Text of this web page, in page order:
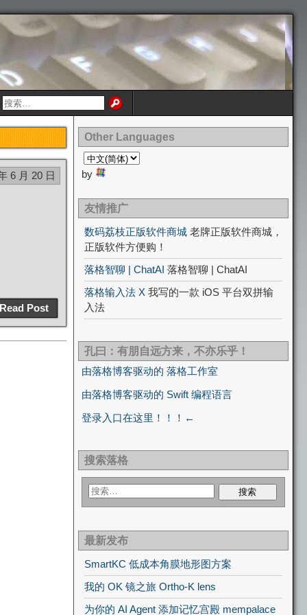
6 月 20 日
Read Post
Other Languages
by
友情推广
数码荔枝正版软件商城 老牌正版软件商城，
正版软件方便购！
落格智聊 | ChatAI 落格智聊 | ChatAI
落格输入法 X 我写的一款 iOS 平台双拼输
入法
孔曰：有朋自远方来，不亦乐乎！
由落格博客驱动的 落格工作室
由落格博客驱动的 Swift 编程语言
登录入口在这里！！！←
搜索落格
最新发布
SmartKC 低成本角膜地形图方案
我的 OK 镜之旅 Ortho-K lens
为你的 AI Agent 添加记忆宫殿 mempalace